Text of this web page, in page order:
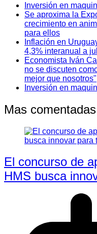
Inversión en
Se aproxima la
crecimiento en
para ellos
Inflación en
4,3% interanual a
Economista Iván
no se discuten
mejor que nosotros"
Inversión en
Mas comentadas
El concurso de
HMS busca